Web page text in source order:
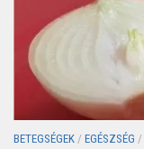
BETEGSÉGEK / EGÉSZSÉG /